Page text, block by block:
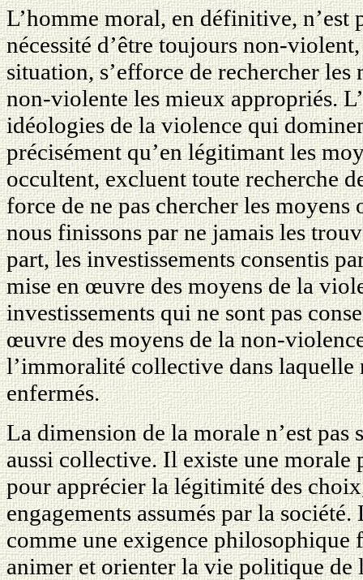
L’homme moral, en définitive, n’est
nécessité d’être toujours non-
situation, s’efforce de rechercher les
non-violente les mieux appropriés.
idéologies de la violence qui
précisément qu’en légitimant les
occultent, excluent toute recherche
force de ne pas chercher les
nous finissons par ne jamais les
part, les investissements consentis
mise en œuvre des moyens de la
investissements qui ne sont pas
œuvre des moyens de la non-
l’immoralité collective dans laquelle
enfermés.
La dimension de la morale n’est
aussi collective. Il existe une
pour apprécier la légitimité des
engagements assumés par la
comme une exigence philosophique
animer et orienter la vie politique de